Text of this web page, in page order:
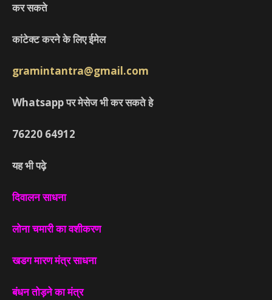
कर सकते
कांटेक्ट करने के लिए ईमेल
gramintantra@gmail.com
Whatsapp पर मेसेज भी कर सकते हे
76220 64912
यह भी पढ़े
दिवालन साधना
लोना चमारी का वशीकरण
खडग मारण मंत्र साधना
बंधन तोड़ने का मंत्र